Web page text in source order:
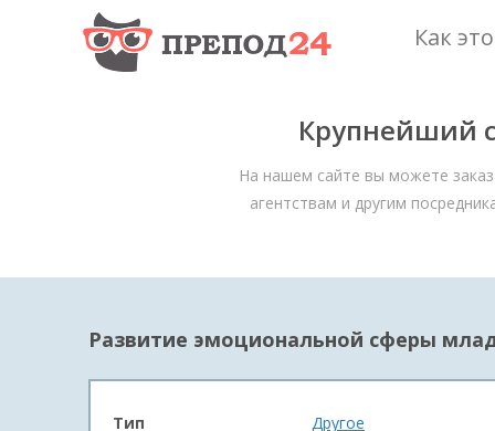
Как
Крупнейший
На нашем сайте вы можете
агентствам и другим
Развитие эмоциональной сферы
Тип
Другое